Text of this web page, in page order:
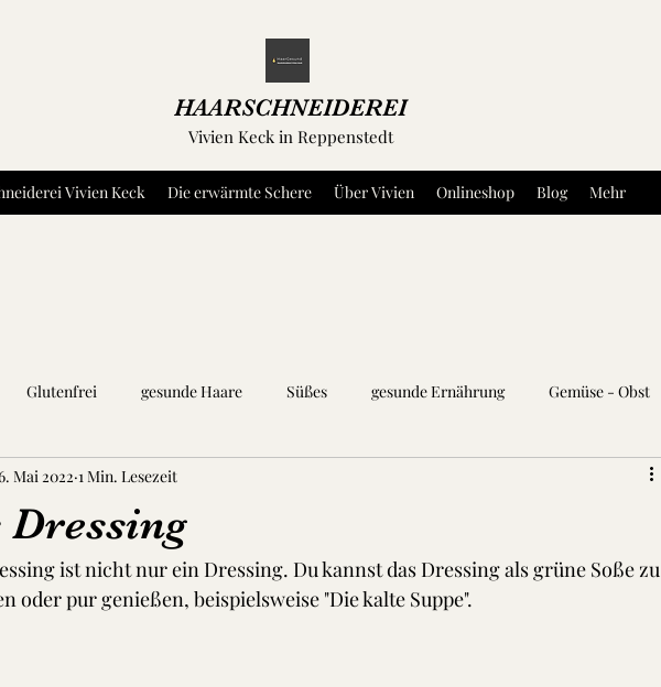
HAARSCHNEIDEREI
Vivien Keck in Reppenstedt
Vivien Keck Die erwärmte Schere Über Vivien Onlineshop Blog Mehr
Glutenfrei gesunde Haare Süßes gesunde Ernährung Gemüse - Obst
Kräuter und Gewürze
Dressing
Mai 2022 1 Min. Lesezeit
ist nicht nur ein Dressing. Du kannst das Dressing als grüne Soße zu
oder pur genießen, beispielsweise "Die kalte Suppe".